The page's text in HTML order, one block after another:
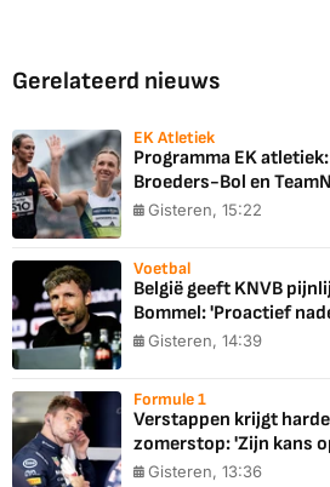
Gerelateerd nieuws
EK Atletiek
Programma EK
Broeders-Bol en
Gisteren, 15:22
Voetbal
België geeft KNVB
Bommel: 'Proactief
Gisteren, 14:39
Formule 1
Verstappen krijgt
zomerstop: 'Zijn kans
Gisteren, 13:36